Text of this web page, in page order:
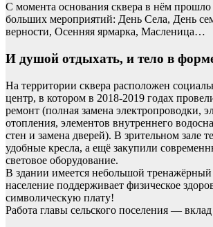
С момента основания сквера в нём прошло
больших мероприятий: День Села, День
верности, Осенняя ярмарка, Масленица…
И душой отдыхать, и тело в
На территории сквера расположен
центр, в котором в 2018-2019 годах
ремонт (полная замена электропроводки,
отопления, элементов внутреннего
стен и замена дверей). В зрительном зале
удобные кресла, а ещё закупили
световое оборудование.
В здании имеется небольшой тренажёрный
население поддерживает физическое
символическую плату!
Работа главы сельского поселения —